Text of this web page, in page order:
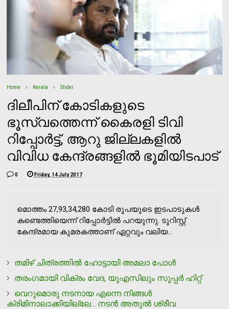
Home Kerala Slider
ദിലീപിന് കോടികളുടെ
ഭൂസ്വത്തെന്ന് കൈരളി ടിവി
റിപ്പോര്‍ട്ട്, ആറു ജില്ലകളില്‍
വിവിധ കേന്ദ്രങ്ങളില്‍ ഭൂമിയിടപാട്
0 Friday, 14 July 2017
മൊത്തം 27,93,34,280 കോടി രൂപയുടെ ഇടപാടുകള്‍
കണ്ടെത്തിയെന്ന് റിപ്പോര്‍ട്ടില്‍ പറയുന്നു. ടൂറിസ്റ്റ്
കേന്ദ്രമായ കുമരകത്താണ് ഏറ്റവും വലിയ...
തമിഴ് ചിത്രത്തില്‍ ഹോട്ടായി അമലാ പോള്‍
തരംഗമായി വിക്രം വേദ, യുഎസിലും സൂപ്പര്‍ ഹിറ്റ്
വെറുമൊരു നടനായ എന്നെ നിങ്ങള്‍
ക്രിമിനാലാക്കിയില്ലേ... നടന്‍ അതുല്‍ ശ്രീവ